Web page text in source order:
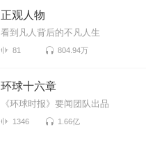
正观人物
看到凡人背后的不凡人生
81 804.94万
环球十六章
《环球时报》要闻团队出品
1346 1.66亿